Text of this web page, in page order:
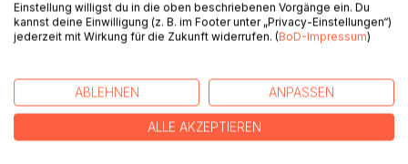
exercises to find deep self-awareness and calm,
especially in stressful times. With the VAGUS FLOW®
strengthen our emotional resilience and thus our mental and
physical health, reduce stress and find self-knowledge and
self-love through a mindful connection of heart and mind."
Einstellung willigst du in die oben beschriebenen Vorgänge ein. Du
kannst deine Einwilligung (z. B. im Footer unter „Privacy-Einstellungen“)
jederzeit mit Wirkung für die Zukunft widerrufen. (BoD-Impressum)
ABLEHNEN ANPASSEN
ALLE AKZEPTIEREN